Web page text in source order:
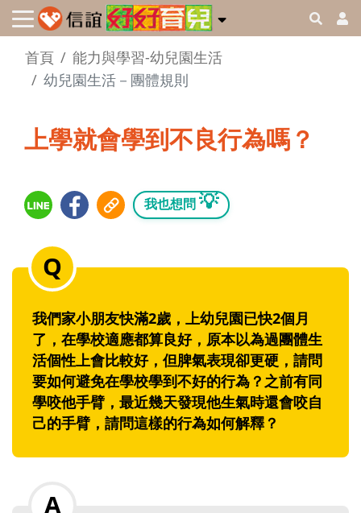
首頁
能力與學習-幼兒園生活
幼兒園生活－團體規則
上學就會學到不良行為嗎？
我也想問 💡
我們家小朋友快滿2歲，上幼兒園已快2個月
了，在學校適應都算良好，原本以為過團體生
活個性上會比較好，但脾氣表現卻更硬，請問
要如何避免在學校學到不好的行為？之前有同
學咬他手臂，最近幾天發現他生氣時還會咬自
己的手臂，請問這樣的行為如何解釋？